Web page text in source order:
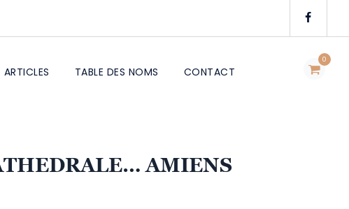
0
ARTICLES TABLE DES NOMS CONTACT
AMIENS